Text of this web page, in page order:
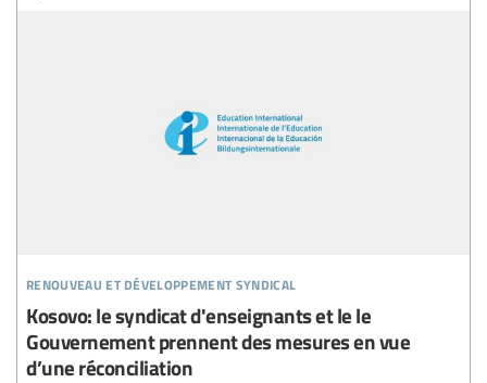
renouveau et développement syndical
Kosovo: le syndicat d'enseignants et le le
Gouvernement prennent des mesures en vue
d’une réconciliation